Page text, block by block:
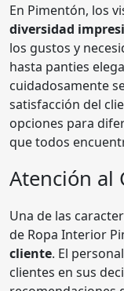
En Pimentón, los
diversidad
los gustos y
hasta panties
cuidadosamente
satisfacción del
opciones para
que todos
Atención al
Una de las
de Ropa Interior
cliente. El
clientes en sus